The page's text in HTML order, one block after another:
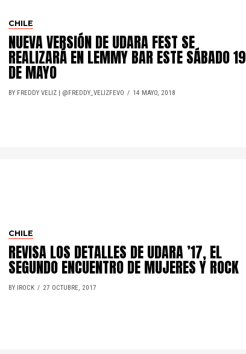
CHILE
NUEVA VERSIÓN DE UDARA FEST SE
REALIZARÁ EN LEMMY BAR ESTE SÁBADO 19
DE MAYO
BY FREDDY VELIZ | @FREDDY_VELIZFEVO 14 MAYO, 2018
CHILE
REVISA LOS DETALLES DE UDARA ’17, EL
SEGUNDO ENCUENTRO DE MUJERES Y ROCK
BY IROCK 27 OCTUBRE, 2017